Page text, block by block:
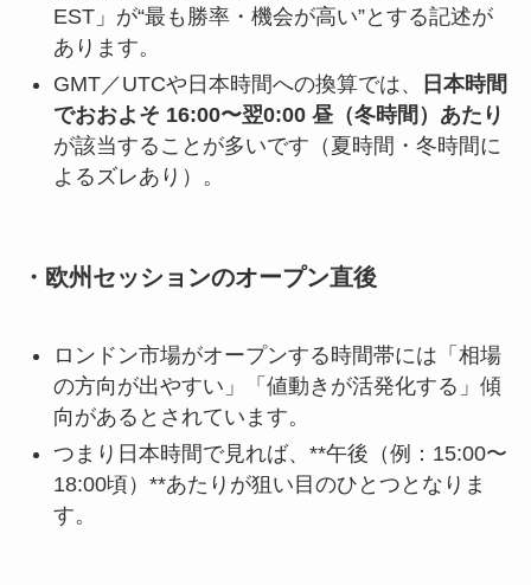
EST」が“最も勝率・機会が高い”とする記述が
あります。
GMT／UTCや日本時間への換算では、
日本時間
でおおよそ 16:00〜翌0:00 昼（冬時間）あたり
が該当することが多いです（夏時間・冬時間に
よるズレあり）。
・欧州セッションのオープン直後
ロンドン市場がオープンする時間帯には「相場
の方向が出やすい」「値動きが活発化する」傾
向があるとされています。
つまり日本時間で見れば、**午後（例：15:00〜
18:00頃）**あたりが狙い目のひとつとなりま
す。